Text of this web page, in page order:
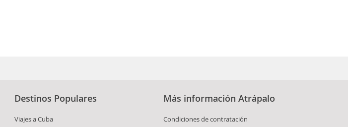
Destinos Populares
Viajes a Cuba
Más información Atrápalo
Condiciones de contratación